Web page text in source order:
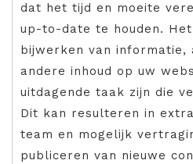
dat het tijd en moeite
up-to-date te houden.
bijwerken van informatie,
andere inhoud op uw
uitdagende taak zijn die
Dit kan resulteren in
team en mogelijk
publiceren van nieuwe